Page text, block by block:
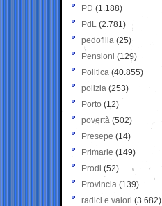
PD (1.188)
PdL (2.781)
pedofilia (25)
Pensioni (129)
Politica (40.855)
polizia (253)
Porto (12)
povertà (502)
Presepe (14)
Primarie (149)
Prodi (52)
Provincia (139)
radici e valori (3.682)